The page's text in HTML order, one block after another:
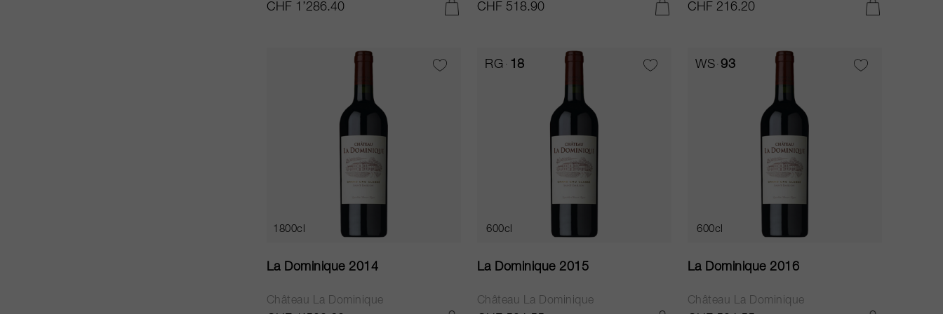
CHF 1’286.40 CHF 518.90 CHF 216.20
1800cl
La Dominique 2014
Château La Dominique
RG 18
600cl
La Dominique 2015
Château La Dominique
WS 93
600cl
La Dominique 2016
Château La Dominique